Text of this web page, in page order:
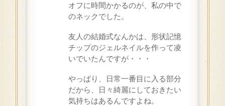
オフに時間かかるのが、私の中で
のネックでした。
友人の結婚式なんかは、形状記憶
チップのジェルネイルを作って凌
いでいたんですが・・・
やっぱり、日常一番目に入る部分
だから、日々綺麗にしておきたい
気持ちはあるんですよね。